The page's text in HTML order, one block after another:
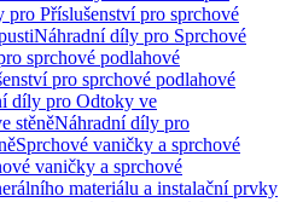
pro Příslušenství pro sprchové
Náhradní díly pro Sprchové
sprchové podlahové
pro sprchové podlahové
díly pro Odtoky ve
stěněNáhradní díly pro
Sprchové vaničky a sprchové
vaničky a sprchové
materiálu a instalační prvky